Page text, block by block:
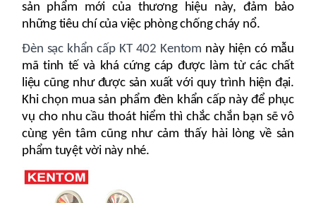
sản phẩm mới của thương hiệu này, đảm bảo
những tiêu chí của việc phòng chống cháy nổ.
Đèn sạc khẩn cấp KT 402 Kentom này hiện có mẫu
mã tinh tế và khá cứng cáp được làm từ các chất
liệu cũng như được sản xuất với quy trình hiện đại.
Khi chọn mua sản phẩm đèn khẩn cấp này để phục
vụ cho nhu cầu thoát hiểm thì chắc chắn bạn sẽ vô
cùng yên tâm cũng như cảm thấy hài lòng về sản
phẩm tuyệt vời này nhé.